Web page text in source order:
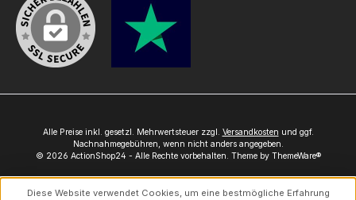
Alle Preise inkl. gesetzl. Mehrwertsteuer zzgl. Versandkosten und ggf.
Nachnahmegebühren, wenn nicht anders angegeben.
© 2026 ActionShop24 - Alle Rechte vorbehalten. Theme by ThemeWare®
Diese Website verwendet Cookies, um eine bestmögliche Erfahrung